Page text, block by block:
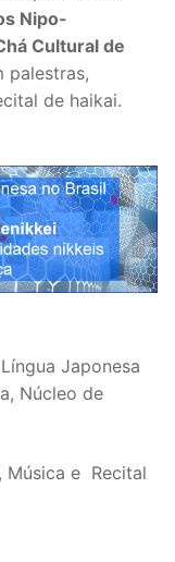
Nipo-
Cultural de
palestras,
de haikai.
Japonesa
Núcleo de
Música e Recital